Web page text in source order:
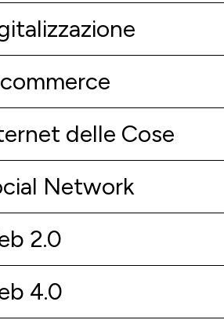
delle Cose
Network
2.0
4.0